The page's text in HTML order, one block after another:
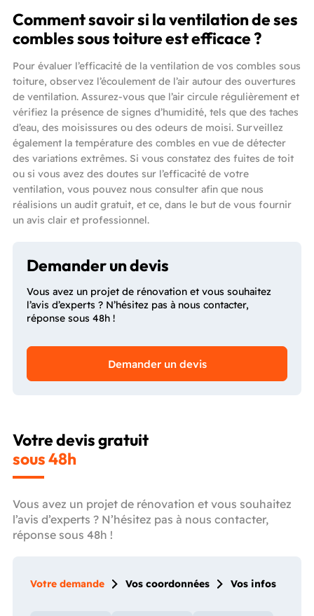
Comment savoir si la ventilation de ses
combles sous toiture est efficace ?
Pour évaluer l’efficacité de la ventilation de vos combles sous
toiture, observez l’écoulement de l’air autour des ouvertures
de ventilation. Assurez-vous que l’air circule régulièrement et
vérifiez la présence de signes d’humidité, tels que des taches
d’eau, des moisissures ou des odeurs de moisi. Surveillez
également la température des combles en vue de détecter
des variations extrêmes. Si vous constatez des fuites de toit
ou si vous avez des doutes sur l’efficacité de votre
ventilation, vous pouvez nous consulter afin que nous
réalisions un audit gratuit, et ce, dans le but de vous fournir
un avis clair et professionnel.
Demander un devis
Vous avez un projet de rénovation et vous souhaitez
l’avis d’experts ? N’hésitez pas à nous contacter,
réponse sous 48h !
Demander un devis
Votre devis gratuit
sous 48h
Vous avez un projet de rénovation et vous souhaitez
l’avis d’experts ? N’hésitez pas à nous contacter,
réponse sous 48h !
Votre demande Vos coordonnées Vos infos